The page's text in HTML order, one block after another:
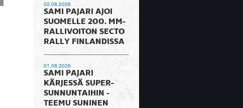
02.08.2026
SAMI PAJARI AJOI
SUOMELLE 200. MM-
RALLIVOITON SECTO
RALLY FINLANDISSA
01.08.2026
SAMI PAJARI
KÄRJESSÄ SUPER-
SUNNUNTAIHIN -
TEEMU SUNINEN